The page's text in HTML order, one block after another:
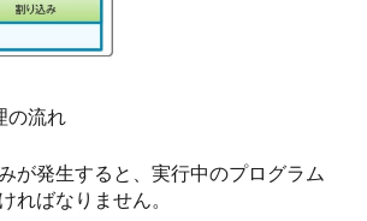
の流れ
が発生すると、実行中のプログラム
ればなりません。